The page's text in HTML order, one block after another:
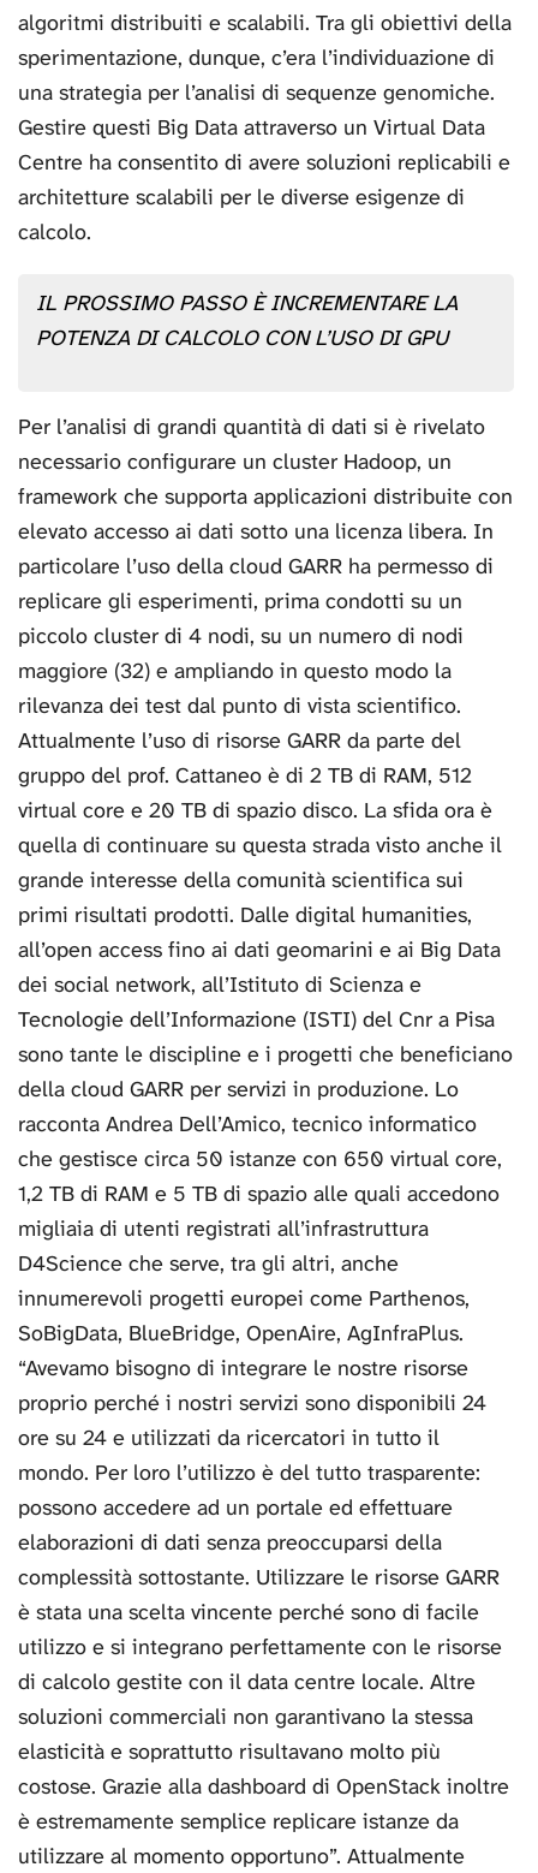
algoritmi distribuiti e scalabili. Tra gli obiettivi della
sperimentazione, dunque, c’era l’individuazione di
una strategia per l’analisi di sequenze genomiche.
Gestire questi Big Data attraverso un Virtual Data
Centre ha consentito di avere soluzioni replicabili e
architetture scalabili per le diverse esigenze di
calcolo.
IL PROSSIMO PASSO È INCREMENTARE LA
POTENZA DI CALCOLO CON L’USO DI GPU
Per l’analisi di grandi quantità di dati si è rivelato
necessario configurare un cluster Hadoop, un
framework che supporta applicazioni distribuite con
elevato accesso ai dati sotto una licenza libera. In
particolare l’uso della cloud GARR ha permesso di
replicare gli esperimenti, prima condotti su un
piccolo cluster di 4 nodi, su un numero di nodi
maggiore (32) e ampliando in questo modo la
rilevanza dei test dal punto di vista scientifico.
Attualmente l’uso di risorse GARR da parte del
gruppo del prof. Cattaneo è di 2 TB di RAM, 512
virtual core e 20 TB di spazio disco. La sfida ora è
quella di continuare su questa strada visto anche il
grande interesse della comunità scientifica sui
primi risultati prodotti. Dalle digital humanities,
all’open access fino ai dati geomarini e ai Big Data
dei social network, all’Istituto di Scienza e
Tecnologie dell’Informazione (ISTI) del Cnr a Pisa
sono tante le discipline e i progetti che beneficiano
della cloud GARR per servizi in produzione. Lo
racconta Andrea Dell’Amico, tecnico informatico
che gestisce circa 50 istanze con 650 virtual core,
1,2 TB di RAM e 5 TB di spazio alle quali accedono
migliaia di utenti registrati all’infrastruttura
D4Science che serve, tra gli altri, anche
innumerevoli progetti europei come Parthenos,
SoBigData, BlueBridge, OpenAire, AgInfraPlus.
“Avevamo bisogno di integrare le nostre risorse
proprio perché i nostri servizi sono disponibili 24
ore su 24 e utilizzati da ricercatori in tutto il
mondo. Per loro l’utilizzo è del tutto trasparente:
possono accedere ad un portale ed effettuare
elaborazioni di dati senza preoccuparsi della
complessità sottostante. Utilizzare le risorse GARR
è stata una scelta vincente perché sono di facile
utilizzo e si integrano perfettamente con le risorse
di calcolo gestite con il data centre locale. Altre
soluzioni commerciali non garantivano la stessa
elasticità e soprattutto risultavano molto più
costose. Grazie alla dashboard di OpenStack inoltre
è estremamente semplice replicare istanze da
utilizzare al momento opportuno”. Attualmente